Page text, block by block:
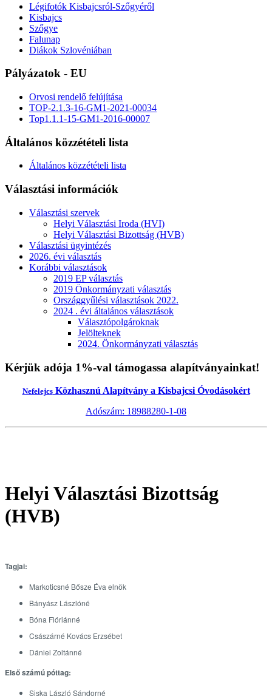
Légifotók Kisbajcsról-Szőgyéről
Kisbajcs
Szőgye
Falunap
Diákok Szlovéniában
Pályázatok - EU
Orvosi rendelő felújítása
TOP-2.1.3-16-GM1-2021-00034
Top1.1.1-15-GM1-2016-00007
Általános közzétételi lista
Általános közzétételi lista
Választási információk
Választási szervek
Helyi Választási Iroda (HVI)
Helyi Választási Bizottság (HVB)
Választási ügyintézés
2026. évi választás
Korábbi választások
2019 EP választás
2019 Önkormányzati választás
Országgyűlési választások 2022.
2024 . évi általános választások
Választópolgároknak
Jelölteknek
2024. Önkormányzati választás
Kérjük adója 1%-val támogassa alapítványainkat!
NefelejcsKözhasznú Alapítvány a Kisbajcsi Óvodásokért
Adószám: 18988280-1-08
Helyi Választási Bizottság
(HVB)
Tagjai:
Markoticsné Bősze Éva elnök
Bányász Lászlóné
Bóna Flóriánné
Császárné Kovács Erzsébet
Dániel Zoltánné
Első számú póttag:
Siska László Sándorné